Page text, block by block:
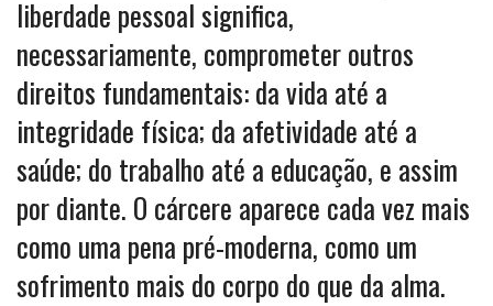
liberdade pessoal significa,
necessariamente, comprometer outros
direitos fundamentais: da vida até a
integridade física; da afetividade até a
saúde; do trabalho até a educação, e assim
por diante. O cárcere aparece cada vez mais
como uma pena pré-moderna, como um
sofrimento mais do corpo do que da alma.